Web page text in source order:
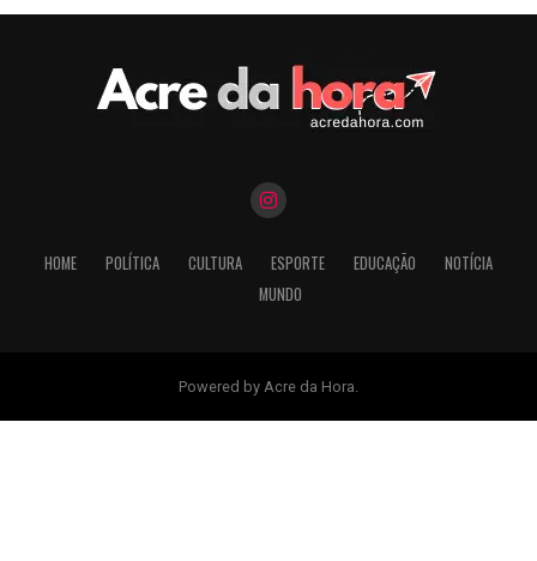
HOME POLÍTICA CULTURA ESPORTE EDUCAÇÃO
NOTÍCIA
MUNDO
Powered by Acre da Hora.